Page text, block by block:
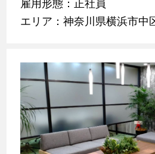
雇用形態：正社員
エリア：神奈川県横浜市中